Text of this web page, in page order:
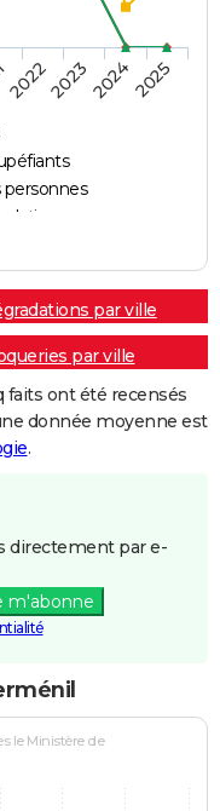
2022202320242025
par ville
par ville
faits ont été recensés
donnée moyenne est
.
directement par e-
m'abonne
le Ministère de